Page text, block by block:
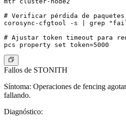
# Verificar pérdida de paquetes
corosync-cfgtool -s | grep
# Ajustar token timeout para
Fallos de STONITH
Síntoma: Operaciones de fencing
fallando.
Diagnóstico: